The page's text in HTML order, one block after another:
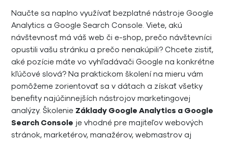
Naučte sa naplno využívať bezplatné nástroje Google
Analytics a Google Search Console. Viete, akú
návštevnosť má váš web či e-shop, prečo návštevníci
opustili vašu stránku a prečo nenakúpili? Chcete zistiť,
aké pozície máte vo vyhľadávači Google na konkrétne
kľúčové slová? Na praktickom školení na mieru vám
pomôžeme zorientovať sa v dátach a získať všetky
benefity najúčinnejších nástrojov marketingovej
analýzy. Školenie Základy Google Analytics a Google
Search Console je vhodné pre majiteľov webových
stránok, marketérov, manažérov, webmastrov aj